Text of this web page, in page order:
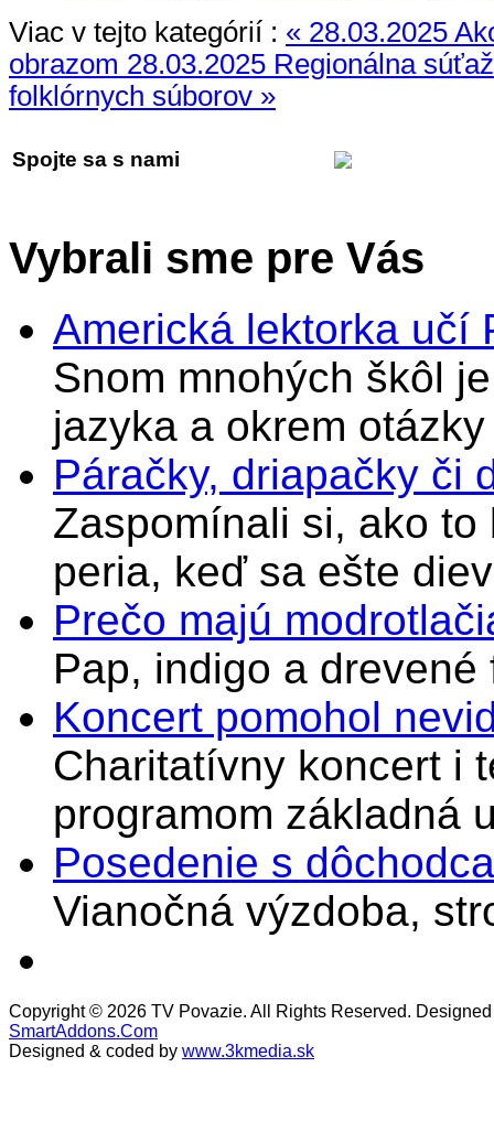
Viac v tejto kategórií : « 28.03.2025
obrazom 28.03.2025 Regionálna
folklórnych súborov »
Spojte sa s nami
Vybrali sme pre Vás
Americká lektorka učí
Snom mnohých škôl
jazyka a okrem
Páračky, driapačky či
Zaspomínali si, ako
peria, keď sa ešte
Prečo majú
Pap, indigo a drevené
Koncert pomohol
Charitatívny koncert i
programom základná
Posedenie s
Vianočná výzdoba,
Copyright © 2026 TV Povazie. All Rights Reserved.
SmartAddons.Com
Designed & coded by www.3kmedia.sk